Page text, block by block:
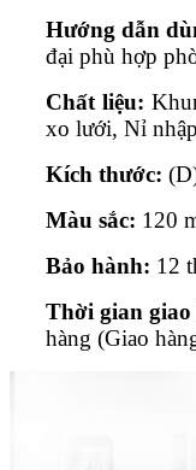
Hướng dẫn
đại phù hợp
Chất liệu:
xo lưới, Nỉ
Kích thước:
Màu sắc: 120
Bảo hành: 12
Thời gian giao
hàng (Giao